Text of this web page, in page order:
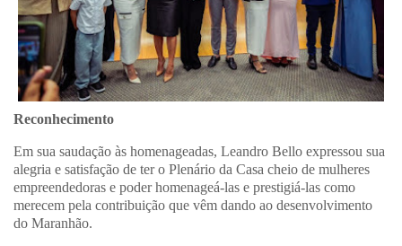
Reconhecimento
Em sua saudação às homenageadas, Leandro Bello expressou sua
alegria e satisfação de ter o Plenário da Casa cheio de mulheres
empreendedoras e poder homenageá-las e prestigiá-las como
merecem pela contribuição que vêm dando ao desenvolvimento
do Maranhão.